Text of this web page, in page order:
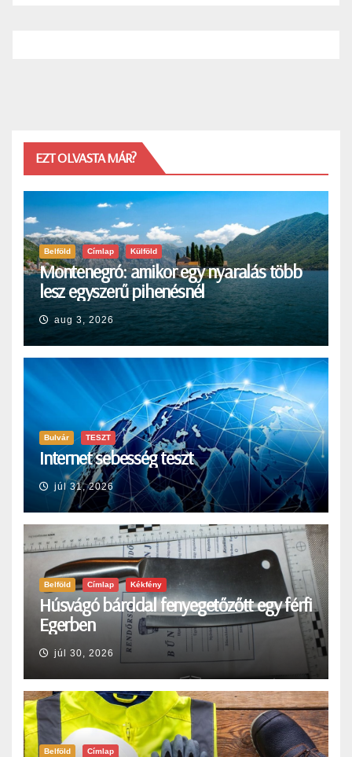
EZT OLVASTA MÁR?
Belföld Címlap Külföld
Montenegró: amikor egy nyaralás több
lesz egyszerű pihenésnél
aug 3, 2026
Bulvár TESZT
Internet sebesség teszt
júl 31, 2026
Belföld Címlap Kékfény
Húsvágó bárddal fenyegetőzőtt egy férfi
Egerben
júl 30, 2026
Belföld Címlap